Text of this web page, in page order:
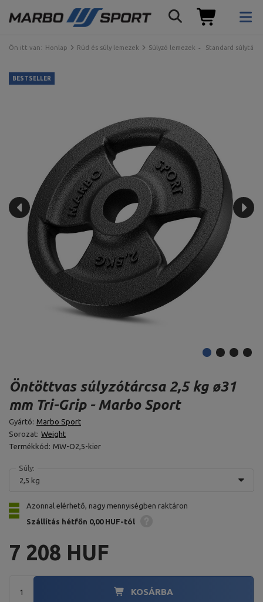
Ön itt van: Honlap Rúd és súly lemezek Súlyzó lemezek Standard
BESTSELLER
Öntöttvas súlyzótárcsa 2,5 kg ø31
mm Tri-Grip - Marbo Sport
Gyártó: Marbo Sport
Sorozat: Weight
Termékkód: MW-O2,5-kier
Súly:
2,5 kg
Azonnal elérhető, nagy mennyiségben raktáron
Szállítás hétfőn 0,00 HUF-tól
7 208 HUF
KOSÁRBA